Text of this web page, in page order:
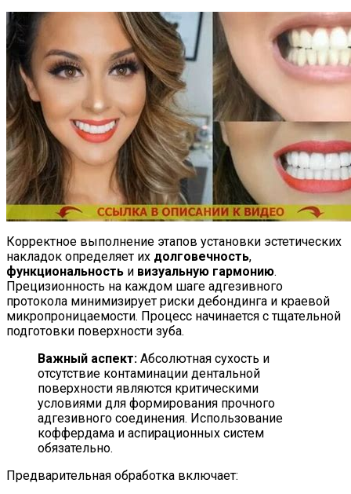
Корректное выполнение этапов установки эстетических
накладок определяет их долговечность,
функциональность и визуальную гармонию.
Прецизионность на каждом шаге адгезивного
протокола минимизирует риски дебондинга и краевой
микропроницаемости. Процесс начинается с тщательной
подготовки поверхности зуба.
Важный аспект: Абсолютная сухость и
отсутствие контаминации дентальной
поверхности являются критическими
условиями для формирования прочного
адгезивного соединения. Использование
коффердама и аспирационных систем
обязательно.
Предварительная обработка включает: